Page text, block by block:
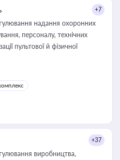
+7
надання охоронних
персоналу, технічних
пультової й фізичної
+37
виробництва,